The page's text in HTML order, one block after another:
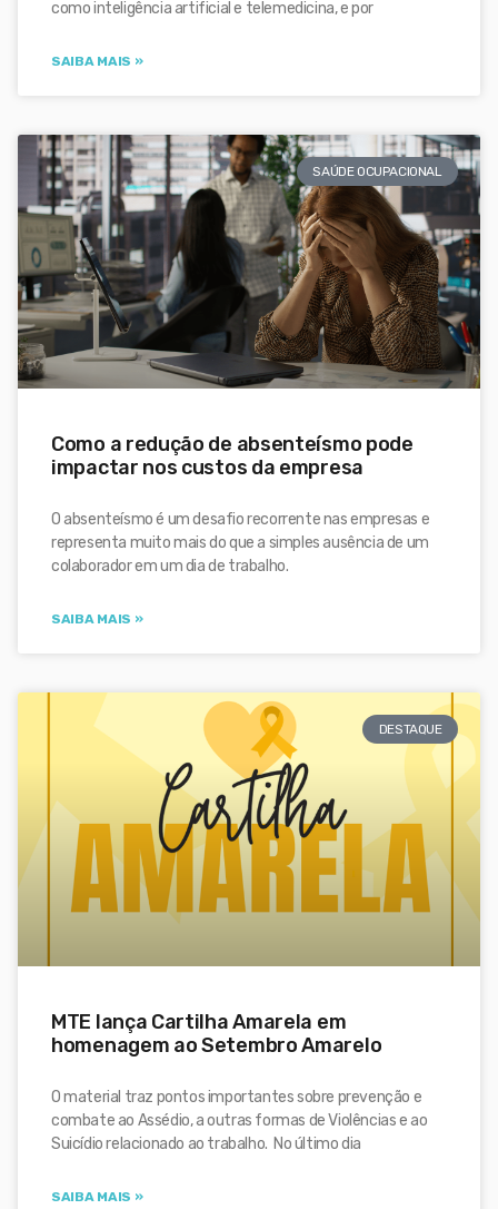
como inteligência artificial e telemedicina, e por
SAIBA MAIS »
SAÚDE OCUPACIONAL
Como a redução de absenteísmo pode
impactar nos custos da empresa
O absenteísmo é um desafio recorrente nas empresas e
representa muito mais do que a simples ausência de um
colaborador em um dia de trabalho.
SAIBA MAIS »
DESTAQUE
MTE lança Cartilha Amarela em
homenagem ao Setembro Amarelo
O material traz pontos importantes sobre prevenção e
combate ao Assédio, a outras formas de Violências e ao
Suicídio relacionado ao trabalho. No último dia
SAIBA MAIS »